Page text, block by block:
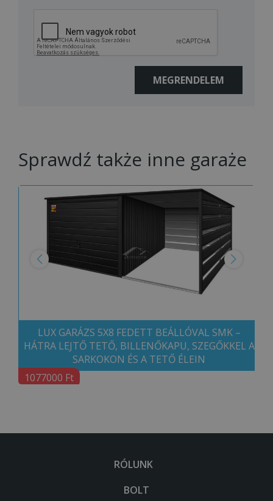
Sprawdź także inne garaże
LUX GARÁZS 5X8 FEDETT BEÁLLÓVAL SMK –
HÁTRA LEJTŐ TETŐ, BILLENŐKAPU, SZEGŐKKEL A
SARKOKON ÉS A TETŐ ÉLEIN
1077000 Ft
RÓLUNK
BOLT